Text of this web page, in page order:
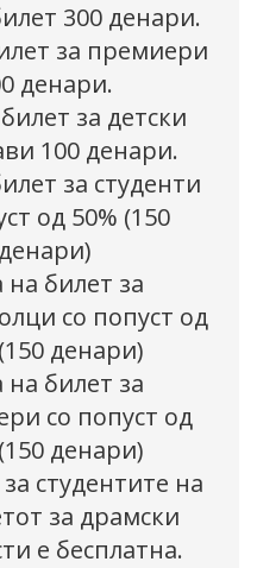
300 денари.
за премиери
денари.
за детски
100 денари.
за студенти
од 50% (150
денари)
на билет за
со попуст од
денари)
на билет за
со попуст од
денари)
студентите на
за драмски
е бесплатнa.